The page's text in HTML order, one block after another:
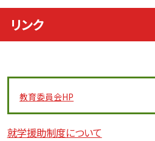
リンク
教育委員会HP
就学援助制度について